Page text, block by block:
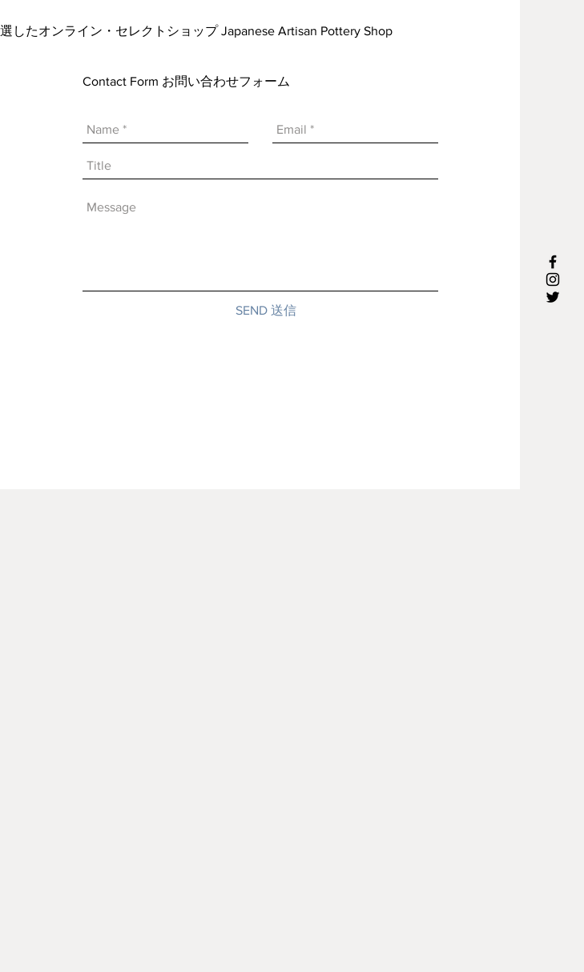
たオンライン・セレクトショップ Japanese Artisan Pottery Shop
Contact Form お問い合わせフォーム
SEND 送信